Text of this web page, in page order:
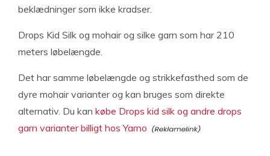
beklædninger som ikke kradser.
Drops Kid Silk og mohair og silke garn som har 210
meters løbelængde.
Det har samme løbelængde og strikkefasthed som de
dyre mohair varianter og kan bruges som direkte
alternativ. Du kan købe Drops kid silk og andre drops
garn varianter billigt hos Yarno